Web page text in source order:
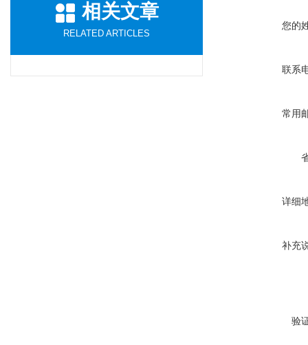
相关文章
RELATED ARTICLES
您的
联系
常用
详细
补充
验